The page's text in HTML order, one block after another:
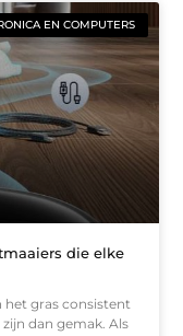
EN COMPUTERS
die elke
het gras consistent
dan gemak. Als